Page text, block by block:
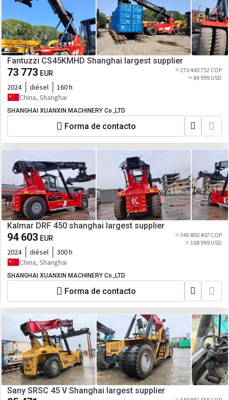
Fantuzzi CS45KMHD Shanghai largest supplier
73 773 EUR
≈ 270 440 752 COP
≈ 84 999 USD
2024 diésel
160 h
China, Shanghai
SHANGHAI XUANXIN MACHINERY Co.,LTD
Forma de contacto
Kalmar DRF 450 shanghai largest supplier
94 603 EUR
≈ 346 800 407 COP
≈ 108 999 USD
2024 diésel
300 h
China, Shanghai
SHANGHAI XUANXIN MACHINERY Co.,LTD
Forma de contacto
Sany SRSC 45 V Shanghai largest supplier